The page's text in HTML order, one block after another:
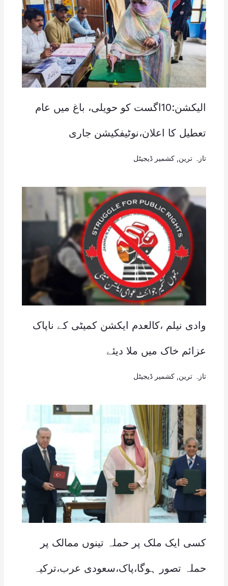
الیکشن:10اگست کو حویلی، باغ میں عام
تعطیل کا اعلان،نوٹیفکیشن جاری
تازہ ترین کشمیر ڈیجیٹل
وادی نیلم ،کالعدم ایکشن کمیٹی کے ناپاک
عزائم خاک میں ملا دیئے
تازہ ترین کشمیر ڈیجیٹل
کسی ایک ملک پر حملہ تینوں ممالک پر
حملہ تصور ہوگا،پاک،سعودی عرب،ترکیہ